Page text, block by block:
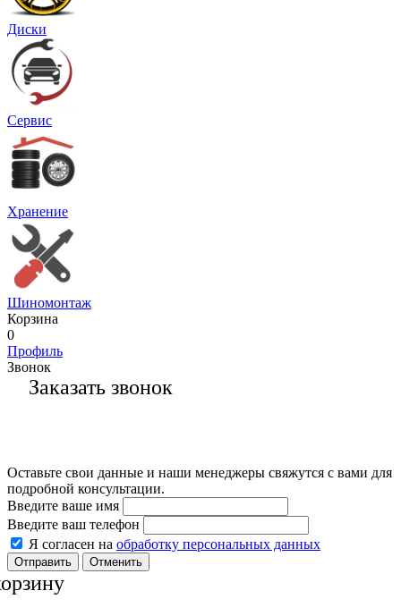
Диски
Сервис
Хранение
Шиномонтаж
Корзина
0
Профиль
Звонок
Заказать звонок
Оставьте свои данные и наши менеджеры свяжутся с вами для
подробной консультации.
Введите ваше имя
Введите ваш телефон
Я согласен на обработку персональных данных
Отменить